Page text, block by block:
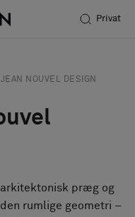
Privat
NOUVEL DESIGN
præg og
rumlige geometri –